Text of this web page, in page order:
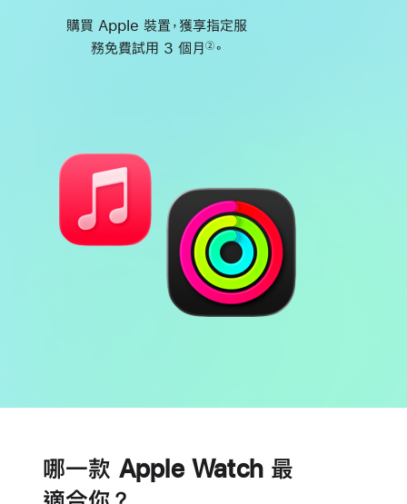
購買 Apple 裝置，獲享指定服
務免費試用 3 個月 ②。
哪一款 Apple Watch 最